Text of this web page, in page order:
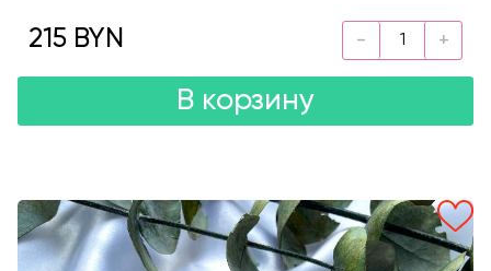
215 BYN
В корзину